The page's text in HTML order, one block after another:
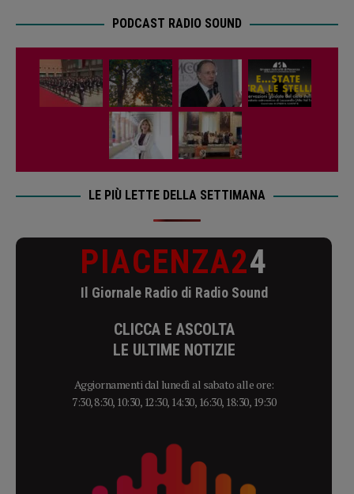
PODCAST RADIO SOUND
LE PIÙ LETTE DELLA SETTIMANA
PIACENZA24
Il Giornale Radio di Radio Sound
CLICCA E ASCOLTA
LE ULTIME NOTIZIE
Aggiornamenti dal lunedì al sabato alle ore:
7:30, 8:30, 10:30, 12:30, 14:30, 16:30, 18:30, 19:30